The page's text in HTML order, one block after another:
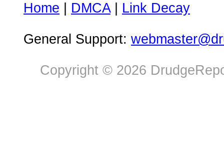
Home DMCA| Link Decay
General Support:
Copyright © 2026